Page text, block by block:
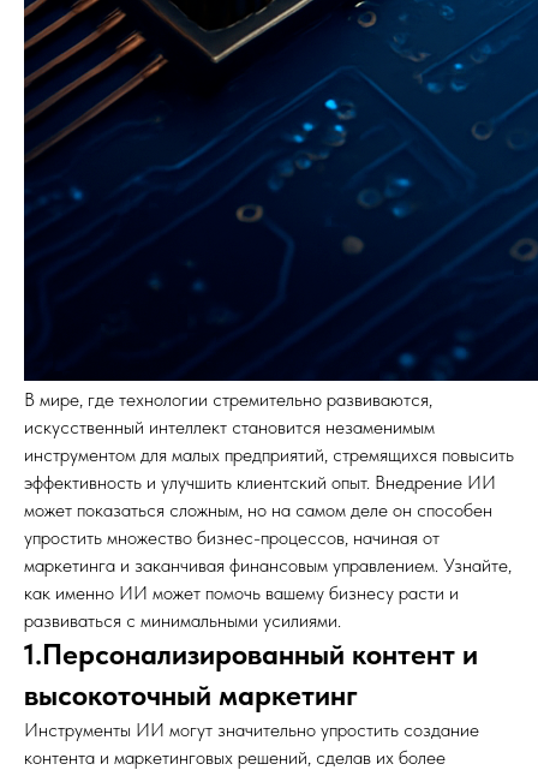
В мире, где технологии стремительно развиваются,
искусственный интеллект становится незаменимым
инструментом для малых предприятий, стремящихся повысить
эффективность и улучшить клиентский опыт. Внедрение ИИ
может показаться сложным, но на самом деле он способен
упростить множество бизнес-процессов, начиная от
маркетинга и заканчивая финансовым управлением. Узнайте,
как именно ИИ может помочь вашему бизнесу расти и
развиваться с минимальными усилиями.
1.Персонализированный контент и
высокоточный маркетинг
Инструменты ИИ могут значительно упростить создание
контента и маркетинговых решений, сделав их более